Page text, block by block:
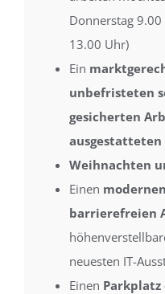
Donnerstag
13.00 Uhr)
Ein
unbefristeten
gesicherten
ausgestatteten
Weihnachten
Einen
barrierefreien
neuesten IT-
Einen